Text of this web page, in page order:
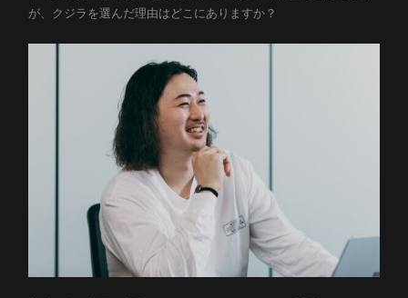
が、クジラを選んだ理由はどこにありますか？